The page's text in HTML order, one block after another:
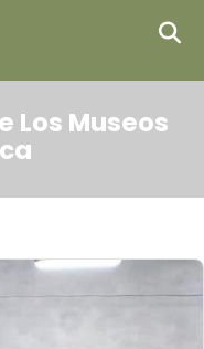
Los Museos